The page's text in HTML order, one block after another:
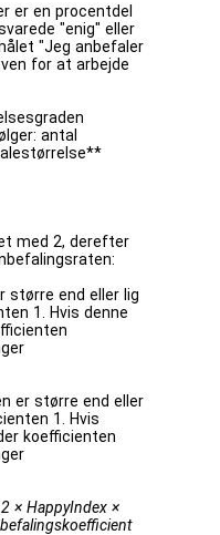
er en procentdel
"enig" eller
"Jeg anbefaler
for at arbejde
antal
med 2, derefter
større end eller lig
1. Hvis denne
er større end eller
1. Hvis
koefficienten
2 × HappyIndex ×